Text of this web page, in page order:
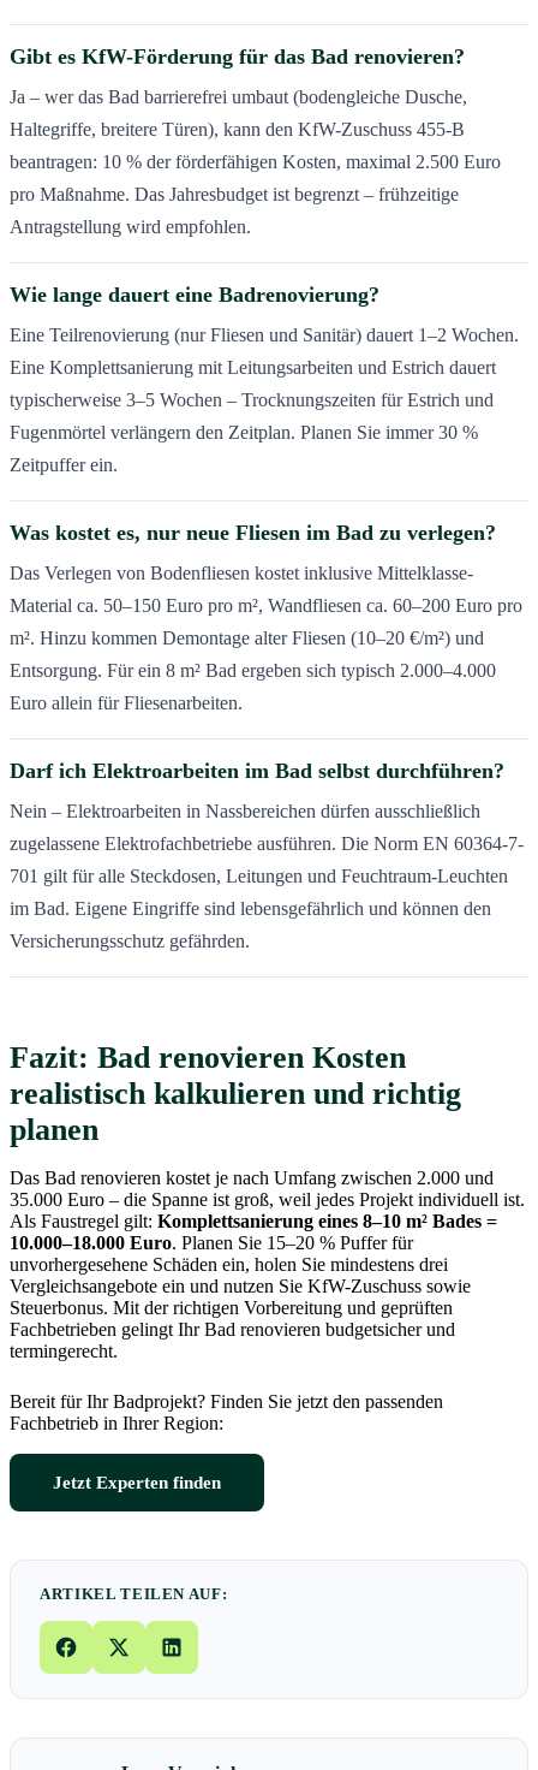
Gibt es KfW-Förderung für das Bad renovieren?
Ja – wer das Bad barrierefrei umbaut (bodengleiche Dusche,
Haltegriffe, breitere Türen), kann den KfW-Zuschuss 455-B
beantragen: 10 % der förderfähigen Kosten, maximal 2.500 Euro
pro Maßnahme. Das Jahresbudget ist begrenzt – frühzeitige
Antragstellung wird empfohlen.
Wie lange dauert eine Badrenovierung?
Eine Teilrenovierung (nur Fliesen und Sanitär) dauert 1–2 Wochen.
Eine Komplettsanierung mit Leitungsarbeiten und Estrich dauert
typischerweise 3–5 Wochen – Trocknungszeiten für Estrich und
Fugenmörtel verlängern den Zeitplan. Planen Sie immer 30 %
Zeitpuffer ein.
Was kostet es, nur neue Fliesen im Bad zu verlegen?
Das Verlegen von Bodenfliesen kostet inklusive Mittelklasse-
Material ca. 50–150 Euro pro m², Wandfliesen ca. 60–200 Euro pro
m². Hinzu kommen Demontage alter Fliesen (10–20 €/m²) und
Entsorgung. Für ein 8 m² Bad ergeben sich typisch 2.000–4.000
Euro allein für Fliesenarbeiten.
Darf ich Elektroarbeiten im Bad selbst durchführen?
Nein – Elektroarbeiten in Nassbereichen dürfen ausschließlich
zugelassene Elektrofachbetriebe ausführen. Die Norm EN 60364-7-
701 gilt für alle Steckdosen, Leitungen und Feuchtraum-Leuchten
im Bad. Eigene Eingriffe sind lebensgefährlich und können den
Versicherungsschutz gefährden.
Fazit: Bad renovieren Kosten
realistisch kalkulieren und richtig
planen
Das Bad renovieren kostet je nach Umfang zwischen 2.000 und
35.000 Euro – die Spanne ist groß, weil jedes Projekt individuell ist.
Als Faustregel gilt: Komplettsanierung eines 8–10 m² Bades =
10.000–18.000 Euro. Planen Sie 15–20 % Puffer für
unvorhergesehene Schäden ein, holen Sie mindestens drei
Vergleichsangebote ein und nutzen Sie KfW-Zuschuss sowie
Steuerbonus. Mit der richtigen Vorbereitung und geprüften
Fachbetrieben gelingt Ihr Bad renovieren budgetsicher und
termingerecht.
Bereit für Ihr Badprojekt? Finden Sie jetzt den passenden
Fachbetrieb in Ihrer Region:
Jetzt Experten finden
ARTIKEL TEILEN AUF: